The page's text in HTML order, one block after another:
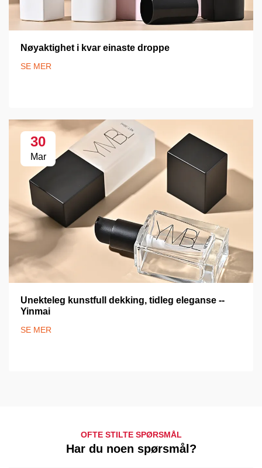
Nøyaktighet i kvar einaste droppe
SE MER
30
Mar
Unekteleg kunstfull dekking, tidleg eleganse --
Yinmai
SE MER
OFTE STILTE SPØRSMÅL
Har du noen spørsmål?